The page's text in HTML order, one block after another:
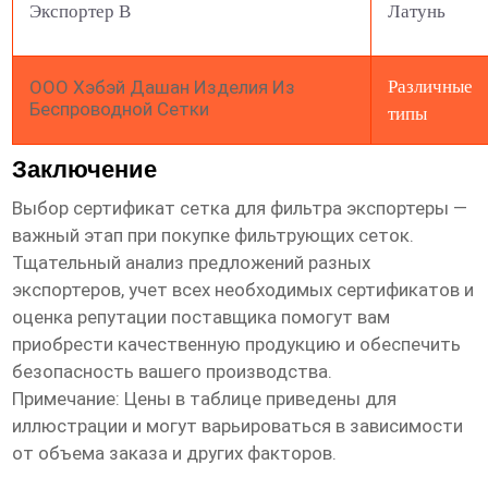
Экспортер B Латунь
ООО Хэбэй Дашан Изделия Из
Беспроводной Сетки
Различные
типы
Заключение
Выбор сертификат сетка для фильтра экспортеры —
важный этап при покупке фильтрующих сеток.
Тщательный анализ предложений разных
экспортеров, учет всех необходимых сертификатов и
оценка репутации поставщика помогут вам
приобрести качественную продукцию и обеспечить
безопасность вашего производства.
Примечание: Цены в таблице приведены для
иллюстрации и могут варьироваться в зависимости
от объема заказа и других факторов.